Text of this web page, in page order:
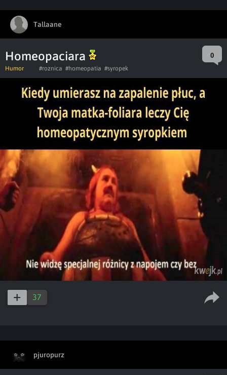
Tallaane
Homeopaciara 0
Humor #roznica #homeopatia #syropek
37
pjuropurz